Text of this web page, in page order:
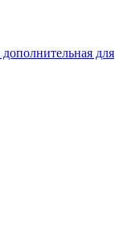
для